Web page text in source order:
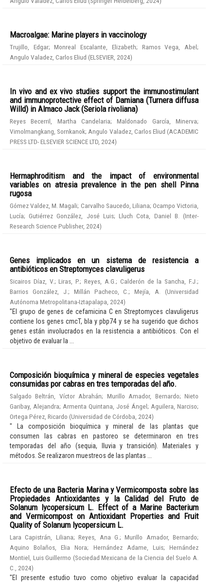
Macroalgae: Marine players in vaccinology
Trujillo, Edgar;Monreal Escalante, Elizabeth; Ramos Vega, Abel;
Angulo Valadez, Carlos Eliud (ELSEVIER 2024)
In vivo and ex vivo studies support the immunostimulant
and immunoprotective effect of Damiana (Turnera diffusa
Willd) in Almaco Jack (Seriola rivoliana)
Reyes Becerril, Martha Candelaria;Maldonado García, Minerva;
Vimolmangkang, Sornkanok; Angulo Valadez, Carlos Eliud (ACADEMIC
PRESS LTD- ELSEVIER SCIENCE LTD 2024)
Hermaphroditism and the impact of environmental
variables on atresia prevalence in the pen shell Pinna
rugosa
Gómez Valdez, M. Magali; Carvalho Saucedo, Liliana; Ocampo Victoria,
Lucía;Gutiérrez González, José Luis;Lluch Cota, Daniel B. (Inter-
Research Science Publisher, 2024)
Genes implicados en un sistema de resistencia a
antibióticos en Streptomyces clavuligerus
Sicairos Díaz, V.;Liras, P.;Reyes, A.G. ; Calderón de la Sancha, F.J.;
Barrios González, J. ; Millán Pacheco, C.;Mejía, A. (Universidad
Autónoma Metropolitana-Iztapalapa 2024)
"El grupo de genes de cefamicina C en Streptomyces clavuligerus
contiene los genes cmcT, bla y pbp74 y se ha sugerido que dichos
genes están involucrados en la resistencia a antibióticos. Con el
objetivo de evaluar la ...
Composición bioquímica y mineral de especies vegetales
consumidas por cabras en tres temporadas del año.
Salgado Beltrán, Víctor Abrahán; Murillo Amador, Bernardo;Nieto
Garibay, Alejandra; Armenta Quintana, José Ángel; Aguilera, Narciso;
Ortega Pérez, Ricardo (Universidad de Córdoba 2024)
" La composición bioquímica y mineral de las plantas que
consumen las cabras en pastoreo se determinaron en tres
temporadas del año (sequia, lluvia y transición). Materiales y
métodos. Se realizaron muestreos de las plantas ...
Efecto de una Bacteria Marina y Vermicomposta sobre las
Propiedades Antioxidantes y la Calidad del Fruto de
Solanum lycopersicum L. Effect of a Marine Bacterium
and Vermicompost on Antioxidant Properties and Fruit
Quality of Solanum lycopersicum L.
Lara Capistrán, Liliana;Reyes, Ana G. ;Murillo Amador, Bernardo;
Aquino Bolaños, Elia Nora; Hernández Adame, Luis;Hernández
Montiel, Luis Guillermo (Sociedad Mexicana de la Ciencia del Suelo A.
C.
2024)
"El presente estudio tuvo como objetivo evaluar la capacidad